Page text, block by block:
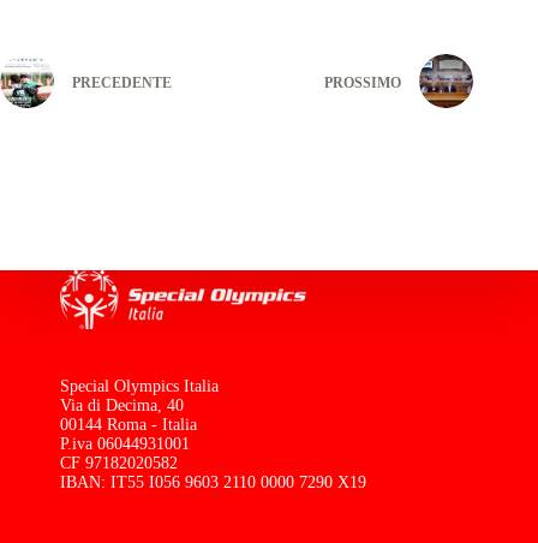
PRECEDENTE PROSSIMO
Special Olympics Italia
Via di Decima, 40
00144 Roma - Italia
P.iva 06044931001
CF 97182020582
IBAN: IT55 I056 9603 2110 0000 7290 X19